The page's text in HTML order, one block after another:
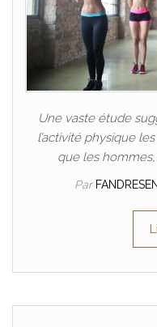
Une vaste étude
l’activité physique
que les hommes,
Par